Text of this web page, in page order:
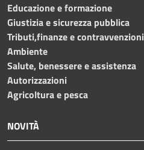
Educazione e formazione
Giustizia e sicurezza pubblica
Tributi,finanze e contravvenzioni
Ambiente
Salute, benessere e assistenza
Autorizzazioni
Agricoltura e pesca
NOVITÀ